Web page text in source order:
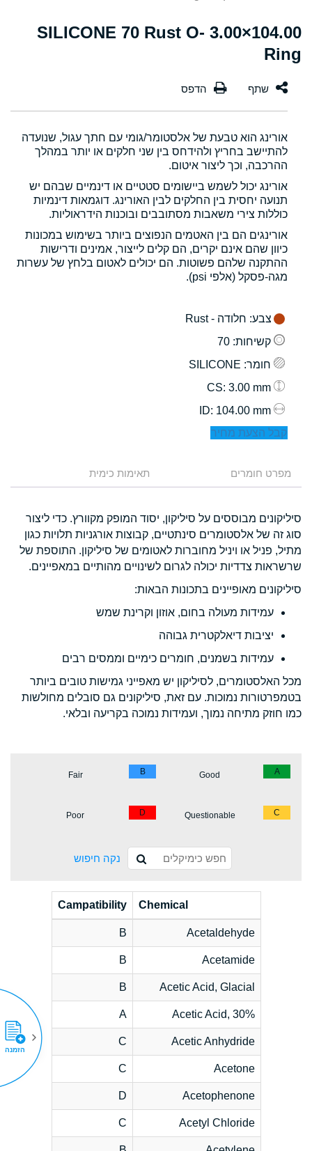
104.00×3.00 SILICONE 70 Rust O-
Ring
אורינג הוא טבעת של אלסטומר/גומי עם חתך עגול, שנועדה
להתיישב בחריץ ולהידחס בין שני חלקים או יותר במהלך
ההרכבה, וכך ליצור איטום.
אורינג יכול לשמש ביישומים סטטיים או דינמיים שבהם יש
תנועה יחסית בין החלקים לבין האורינג. דוגמאות דינמיות
כוללות צירי משאבות מסתובבים ובוכנות הידראוליות.
אורינגים הם בין האטמים הנפוצים ביותר בשימוש במכונות
כיוון שהם אינם יקרים, הם קלים לייצור, אמינים ודרישות
ההתקנה שלהם פשוטות. הם יכולים לאטום בלחץ של עשרות
מגה-פסקל (אלפי psi).
צבע: חלודה - Rust
קשיחות: 70
חומר: SILICONE
: 3.00 mm
: 104.00 mm
קבל הצעת מחיר
מפרט חומרים תאימות כימית
סיליקונים מבוססים על סיליקון, יסוד המופק מקוורץ. כדי ליצור
סוג זה של אלסטומרים סינתטיים, קבוצות אורגניות תלויות כגון
מתיל, פניל או ויניל מחוברות לאטומים של סיליקון. התוספת של
שרשראות צדדיות יכולה לגרום לשינויים מהותיים במאפיינים.
סיליקונים מאופיינים בתכונות הבאות:
עמידות מעולה בחום, אוזון וקרינת שמש
יציבות דיאלקטרית גבוהה
עמידות בשמנים, חומרים כימיים וממסים רבים
מכל האלסטומרים, לסיליקון יש מאפייני גמישות טובים ביותר
בטמפרטורות נמוכות. עם זאת, סיליקונים גם סובלים מחולשות
כמו חוזק מתיחה נמוך, ועמידות נמוכה בקריעה ובלאי.
A
Good
B
Fair
C
Questionable
D
Poor
נקה חיפוש
Chemical
Campatibility
Acetaldehyde
B
Acetamide
B
Acetic Acid, Glacial
B
Acetic Acid, 30%
A
Acetic Anhydride
C
Acetone
C
Acetophenone
D
Acetyl Chloride
C
הזמנה